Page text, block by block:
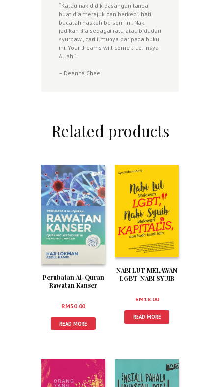
“Kalau nak didik pasangan tanpa
buat dia merajuk dan berkecil hati,
bacalah naskah berseni ini. Nak
jadikan dia sebagai ratu atau bidadari
syurgawi, cari ilmunya daripada buku
ini. Your dreams will come true. Insya-
Allah.”
– Deanna Chee
Related products
Perubatan Al-Quran
Rawatan Kanser
RM50.00
READ MORE
NABI LUT MELAWAN
LGBT, NABI SYUIB
KISAH-KISAH LAIN
RM18.00
READ MORE